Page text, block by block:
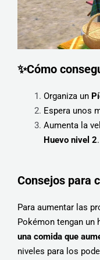
✨Cómo
Organiza un
Espera unos
Aumenta la
Huevo nivel 2.
Consejos para
Para aumentar las
Pokémon tengan un
una comida que
niveles para los